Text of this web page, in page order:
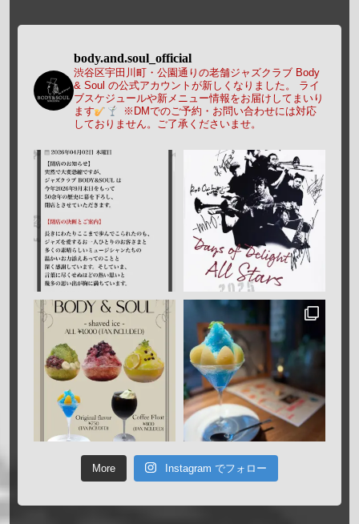
body.and.soul_official
渋谷区宇田川町・公園通りの老舗ジャズクラブ Body
& Soul の公式アカウントが新しくなりました。
ライ
ブスケジュールや新メニュー情報をお届けしてまいり
ます
※DMでのご予約・お問い合わせには対応
しておりません。ご了承くださいませ。
More Instagram でフォロー